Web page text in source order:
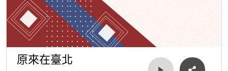
原來在臺北